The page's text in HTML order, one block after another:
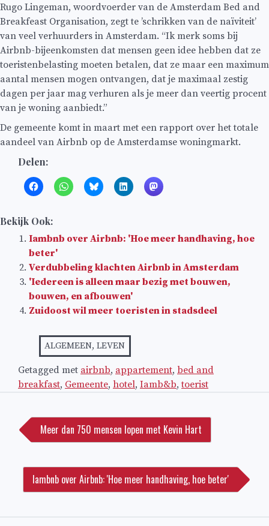
Rugo Lingeman, woordvoerder van de Amsterdam Bed and
Breakfeast Organisation, zegt te ’schrikken van de naïviteit’
van veel verhuurders in Amsterdam. “Ik merk soms bij
Airbnb-bijeenkomsten dat mensen geen idee hebben dat ze
toeristenbelasting moeten betalen, dat ze maar een maximum
aantal mensen mogen ontvangen, dat je maximaal zestig
dagen per jaar mag verhuren als je meer dan veertig procent
van je woning aanbiedt.”
De gemeente komt in maart met een rapport over het totale
aandeel van Airbnb op de Amsterdamse woningmarkt.
Delen:
Bekijk Ook:
Iambnb over Airbnb: 'Hoe meer handhaving, hoe
beter'
Verdubbeling klachten Airbnb in Amsterdam
'Iedereen is alleen maar bezig met bouwen,
bouwen, en afbouwen'
Zuidoost wil meer toeristen in stadsdeel
ALGEMEEN,LEVEN
Getagged met airbnb, appartement, bed and
breakfast, Gemeente, hotel, Iamb&b,toerist
navigatie
Meer dan 750 mensen lopen met Kevin Hart
Iambnb over Airbnb: 'Hoe meer handhaving, hoe beter'